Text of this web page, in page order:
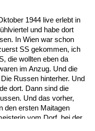
1944 live erlebt in
und habe dort
In Wien war schon
SS gekommen, ich
die wollten eben da
im Anzug. Und die
Russen hinterher. Und
dort. Dann sind die
Und das vorher,
den ersten Maitagen
vom Dorf, bei der